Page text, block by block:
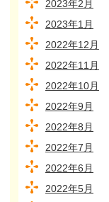
2023年2月
2023年1月
2022年12月
2022年11月
2022年10月
2022年9月
2022年8月
2022年7月
2022年6月
2022年5月